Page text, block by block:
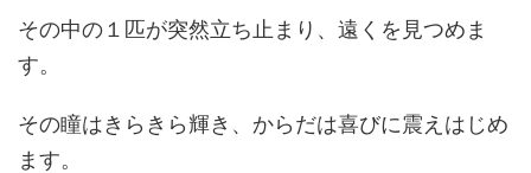
その中の１匹が突然立ち止まり、遠くを見つめま
す。
その瞳はきらきら輝き、からだは喜びに震えはじめ
ます。